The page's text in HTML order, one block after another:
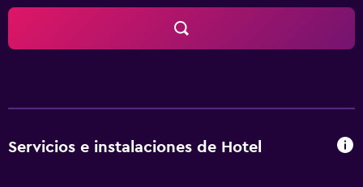
Servicios e instalaciones de Hotel